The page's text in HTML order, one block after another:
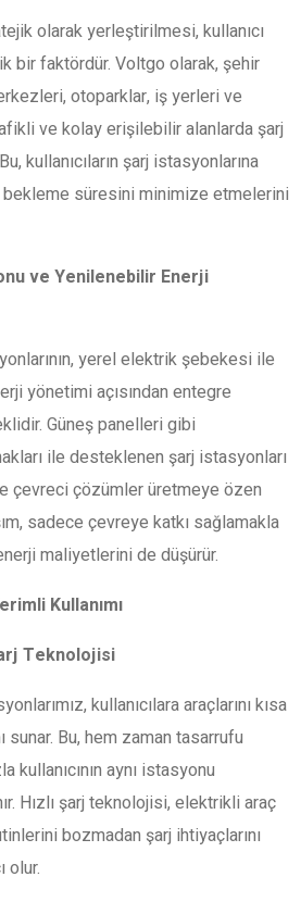
olarak yerleştirilmesi, kullanıcı
bir faktördür. Voltgo olarak, şehir
otoparklar, iş yerleri ve
ve kolay erişilebilir alanlarda şarj
kullanıcıların şarj istasyonlarına
bekleme süresini minimize etmelerini
ve Yenilenebilir Enerji
yerel elektrik şebekesi ile
yönetimi açısından entegre
Güneş panelleri gibi
ile desteklenen şarj istasyonları
çevreci çözümler üretmeye özen
sadece çevreye katkı sağlamakla
maliyetlerini de düşürür.
Kullanımı
Teknolojisi
kullanıcılara araçlarını kısa
sunar. Bu, hem zaman tasarrufu
kullanıcının aynı istasyonu
Hızlı şarj teknolojisi, elektrikli araç
bozmadan şarj ihtiyaçlarını
olur.